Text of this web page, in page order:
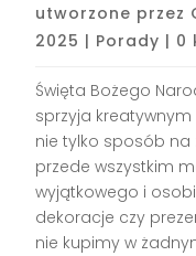
utworzone przez
2025 | Porady | 0
Święta Bożego
sprzyja kreatywnym
nie tylko sposób na
przede wszystkim
wyjątkowego i
dekoracje czy
nie kupimy w